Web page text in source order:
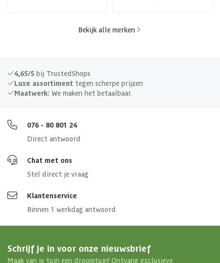
Bekijk alle merken
4,65/5 bij TrustedShops
Luxe assortiment tegen scherpe prijzen
Maatwerk: We maken het betaalbaar.
076 - 80 801 24
Direct antwoord
Chat met ons
Stel direct je vraag
Klantenservice
Binnen 1 werkdag antwoord
Schrijf je in voor onze nieuwsbrief
Maak van je tuin een droomtuin! Ontvang exclusieve